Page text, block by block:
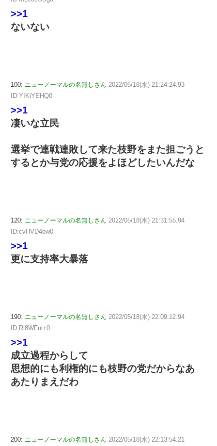
>>1
ないない
100: ニューノーマルの名無しさん 2022/05/18(水) 21:24:24.93
ID:YIKiYEHQ0
>>1
凄いな立民
選挙で連戦連敗して来た枝野をまた担ごうと
するとか与党の応援をよほどしたいんだな
120: ニューノーマルの名無しさん 2022/05/18(水) 21:31:55.94
ID:cvHVD4ow0
>>1
更に支持率大暴落
190: ニューノーマルの名無しさん 2022/05/18(水) 22:09:12.94
ID:Rl8WFni+0
>>1
成立過程からして
思想的にも利権的にも枝野の党だからなあ
あたりまえだわ
200: ニューノーマルの名無しさん 2022/05/18(水) 22:13:54.21